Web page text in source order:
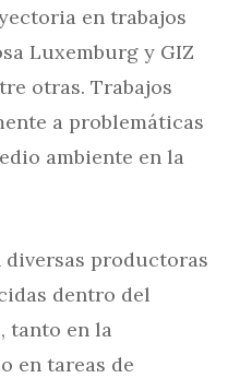
en trabajos
Luxemburg y GIZ
otras. Trabajos
a problemáticas
ambiente en la
diversas productoras
dentro del
tanto en la
en tareas de